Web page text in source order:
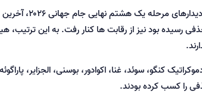
ورزش پاد- با
رسیده بود نیز از رقابت ها کنار رفت. به این
کنگو، سوئد، غنا، اکوادور، بوسنی، الجزایر،
را کسب کرده بودند.